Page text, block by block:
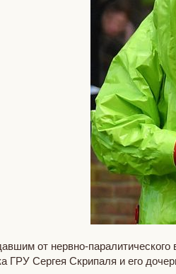
от нервно-
ГРУ Сергея Скрипаля и его